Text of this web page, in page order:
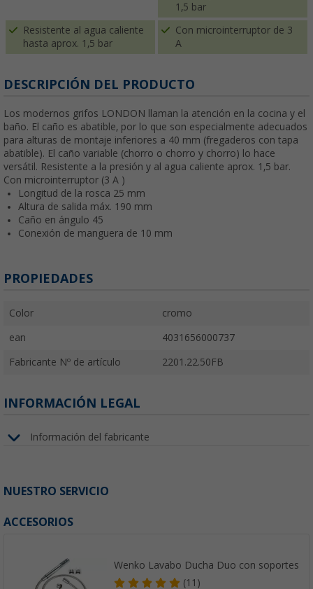
1,5 bar
Resistente al agua caliente
hasta aprox. 1,5 bar
Con microinterruptor de 3
A
DESCRIPCIÓN DEL PRODUCTO
Los modernos grifos LONDON llaman la atención en la cocina y el
baño. El caño es abatible, por lo que son especialmente adecuados
para alturas de montaje inferiores a 40 mm (fregaderos con tapa
abatible). El caño variable (chorro o chorro y chorro) lo hace
versátil. Resistente a la presión y al agua caliente aprox. 1,5 bar.
Con microinterruptor (3 A )
Longitud de la rosca 25 mm
Altura de salida máx. 190 mm
Caño en ángulo 45
Conexión de manguera de 10 mm
PROPIEDADES
Color cromo
ean 4031656000737
Fabricante Nº de artículo 2201.22.50FB
INFORMACIÓN LEGAL
Información del fabricante
NUESTRO SERVICIO
ACCESORIOS
Wenko Lavabo Ducha Duo con soportes
(11)